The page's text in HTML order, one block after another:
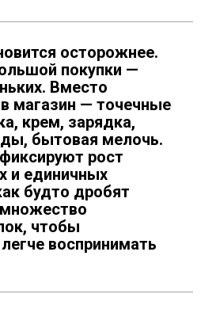
осторожнее.
покупки —
Вместо
магазин — точечные
крем, зарядка,
бытовая мелочь.
рост
и единичных
будто дробят
чтобы
воспринимать